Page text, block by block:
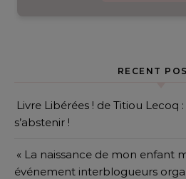
RECENT
Livre Libérées ! de Titiou
s’abstenir !
« La naissance de mon enfant
événement interblogueurs